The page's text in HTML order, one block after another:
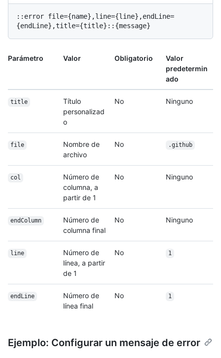
::error file={name},line={line},endLine=
Parámetro Valor Obligatorio
Valor
predetermin
ado
title
Título
personalizad
o
No Ninguno
file
Nombre de
archivo
No .github
col
Número de
columna, a
partir de 1
No Ninguno
endColumn
Número de
columna final
No Ninguno
line
Número de
línea, a partir
de 1
No 1
endLine
Número de
línea final
No 1
Ejemplo: Configurar un mensaje de error